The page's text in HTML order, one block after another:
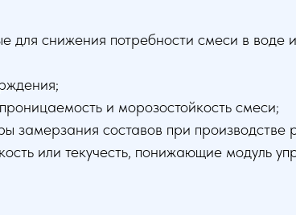
для снижения потребности смеси в воде
и морозостойкость смеси;
замерзания составов при производстве
или текучесть, понижающие модуль